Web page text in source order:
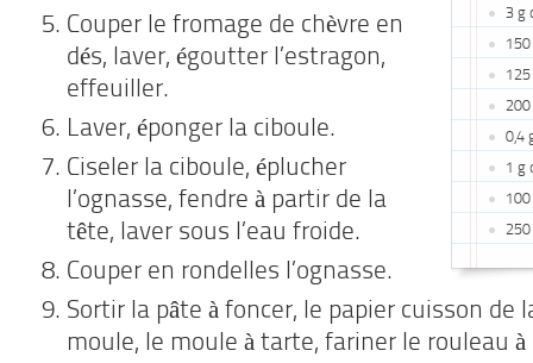
3 g
200
0,4
1 g
250
Couper le fromage de chèvre en
dés, laver, égoutter l’estragon,
effeuiller.
Laver, éponger la ciboule.
Ciseler la ciboule, éplucher
l’ognasse, fendre à partir de la
tête, laver sous l’eau froide.
Couper en rondelles l’ognasse.
Sortir la pâte à foncer, le papier cuisson de
moule, le moule à tarte, fariner le rouleau à